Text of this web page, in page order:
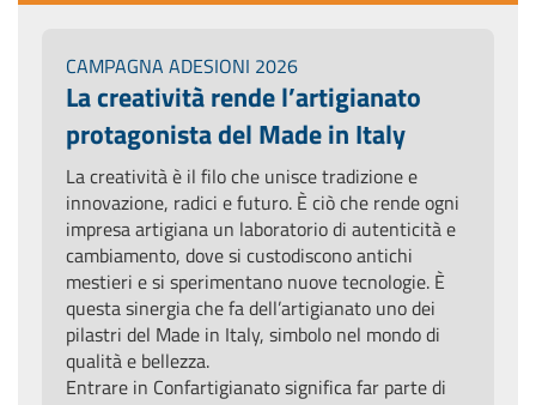
CAMPAGNA ADESIONI 2026
La creatività rende l’artigianato
protagonista del Made in Italy
La creatività è il filo che unisce tradizione e
innovazione, radici e futuro. È ciò che rende ogni
impresa artigiana un laboratorio di autenticità e
cambiamento, dove si custodiscono antichi
mestieri e si sperimentano nuove tecnologie. È
questa sinergia che fa dell’artigianato uno dei
pilastri del Made in Italy, simbolo nel mondo di
qualità e bellezza.
Entrare in Confartigianato significa far parte di